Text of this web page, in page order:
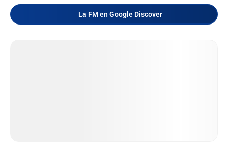
La FM en Google Discover